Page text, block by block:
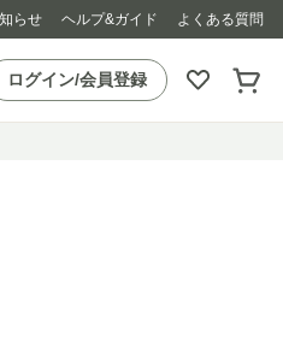
らせ ヘルプ&ガイド よくある質問
ログイン/会員登録